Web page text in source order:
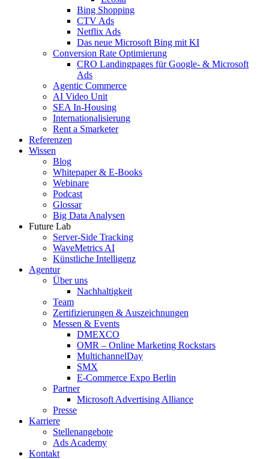
Bing Shopping
CTV Ads
Netflix Ads
Das neue Microsoft Bing mit KI
Conversion Rate Optimierung
CRO Landingpages für Google- & Microsoft
Ads
Agentic Commerce
AI Video Unit
SEA In-Housing
Internationalisierung
Rent a Smarketer
Referenzen
Wissen
Blog
Whitepaper & E-Books
Webinare
Podcast
Glossar
Big Data Analysen
Future Lab
Server-Side Tracking
WaveMetrics AI
Künstliche Intelligenz
Agentur
Über uns
Nachhaltigkeit
Team
Zertifizierungen & Auszeichnungen
Messen & Events
DMEXCO
OMR – Online Marketing Rockstars
MultichannelDay
SMX
E-Commerce Expo Berlin
Partner
Microsoft Advertising Alliance
Presse
Karriere
Stellenangebote
Ads Academy
Kontakt